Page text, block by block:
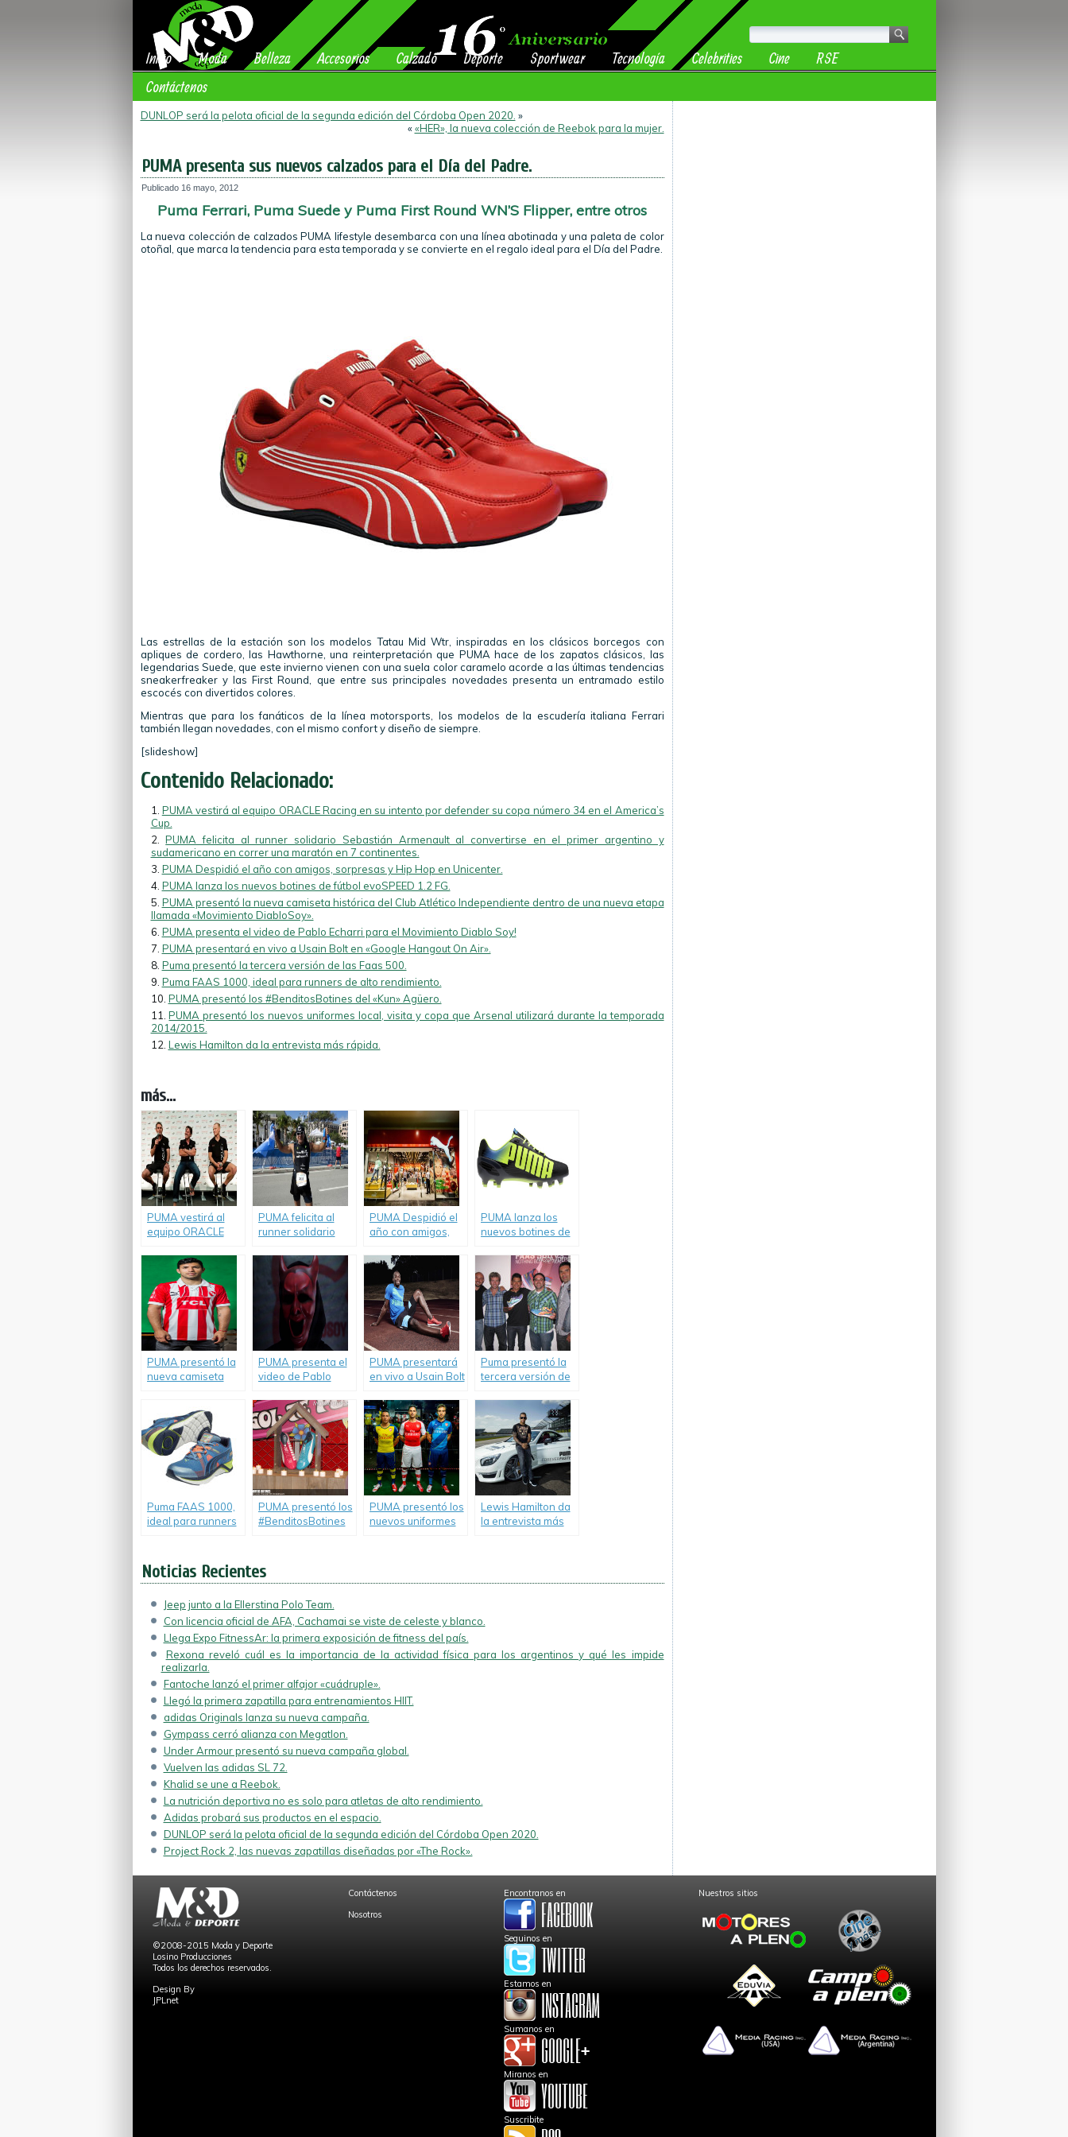
Inicio Moda Belleza Accesorios Calzado Deporte Sportwear Tecnología Celebrities Cine
RSE
Contáctenos
DUNLOP será la pelota oficial de la segunda edición del Córdoba Open 2020. »
««HER», la nueva colección de Reebok para la mujer.
PUMA presenta sus nuevos calzados para el Día del Padre.
Publicado 16 mayo, 2012
Puma Ferrari, Puma Suede y Puma First Round WN’S Flipper, entre otros
La nueva colección de calzados PUMA lifestyle desembarca con una línea abotinada y una paleta de color
otoñal, que marca la tendencia para esta temporada y se convierte en el regalo ideal para el Día del Padre.
Las estrellas de la estación son los modelos Tatau Mid Wtr, inspiradas en los clásicos borcegos con
apliques de cordero, las Hawthorne, una reinterpretación que PUMA hace de los zapatos clásicos, las
legendarias Suede, que este invierno vienen con una suela color caramelo acorde a las últimas tendencias
sneakerfreaker y las First Round, que entre sus principales novedades presenta un entramado estilo
escocés con divertidos colores.
Mientras que para los fanáticos de la línea motorsports, los modelos de la escudería italiana Ferrari
también llegan novedades, con el mismo confort y diseño de siempre.
[slideshow]
Contenido Relacionado:
PUMA vestirá al equipo ORACLE Racing en su intento por defender su copa número 34 en el America’s
Cup.
PUMA felicita al runner solidario Sebastián Armenault al convertirse en el primer argentino y
sudamericano en correr una maratón en 7 continentes.
PUMA Despidió el año con amigos, sorpresas y Hip Hop en Unicenter.
PUMA lanza los nuevos botines de fútbol evoSPEED 1.2 FG.
PUMA presentó la nueva camiseta histórica del Club Atlético Independiente dentro de una nueva etapa
llamada «Movimiento DiabloSoy».
PUMA presenta el video de Pablo Echarri para el Movimiento Diablo Soy!
PUMA presentará en vivo a Usain Bolt en «Google Hangout On Air».
Puma presentó la tercera versión de las Faas 500.
Puma FAAS 1000, ideal para runners de alto rendimiento.
PUMA presentó los #BenditosBotines del «Kun» Agüero.
PUMA presentó los nuevos uniformes local, visita y copa que Arsenal utilizará durante la temporada
2014/2015.
Lewis Hamilton da la entrevista más rápida.
más...
PUMA vestirá al
equipo ORACLE
intento por
defender su copa
número 34 en el
America’s Cup.
PUMA felicita al
runner solidario
Armenault al
convertirse en el
primer argentino y
sudamericano en
correr una maratón
en 7 continentes.
PUMA Despidió el
año con amigos,
Hop en Unicenter.
PUMA lanza los
nuevos botines de
PUMA presentó la
nueva camiseta
Independiente
dentro de una
nueva etapa
llamada
«Movimiento
PUMA presenta el
video de Pablo
Movimiento Diablo
Soy!
PUMA presentará
en vivo a Usain Bolt
Hangout On Air».
Puma presentó la
tercera versión de
Puma FAAS 1000,
ideal para runners
PUMA presentó los
#BenditosBotines
PUMA presentó los
nuevos uniformes
Lewis Hamilton da
la entrevista más
Noticias Recientes
Jeep junto a la Ellerstina Polo Team.
Con licencia oficial de AFA, Cachamai se viste de celeste y blanco.
Llega Expo FitnessAr: la primera exposición de fitness del país.
Rexona reveló cuál es la importancia de la actividad física para los argentinos y qué les impide
realizarla.
Fantoche lanzó el primer alfajor «cuádruple».
Llegó la primera zapatilla para entrenamientos HIIT.
adidas Originals lanza su nueva campaña.
Gympass cerró alianza con Megatlon.
Under Armour presentó su nueva campaña global.
Vuelven las adidas SL 72.
Khalid se une a Reebok.
La nutrición deportiva no es solo para atletas de alto rendimiento.
Adidas probará sus productos en el espacio.
DUNLOP será la pelota oficial de la segunda edición del Córdoba Open 2020.
Project Rock 2, las nuevas zapatillas diseñadas por «The Rock».
©2008-2015 Moda y Deporte
Losino Producciones
Todos los derechos reservados.
Design By
JPLnet
Contáctenos
Nosotros
Encontranos en
Seguinos en
Estamos en
Sumanos en
Miranos en
Suscribite
Nuestros sitios